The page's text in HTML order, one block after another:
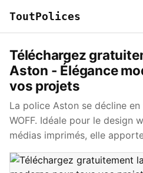
ToutPolices
Téléchargez
Aston - Élégance
vos projets
La police Aston se décline en
WOFF. Idéale pour le design
médias imprimés, elle